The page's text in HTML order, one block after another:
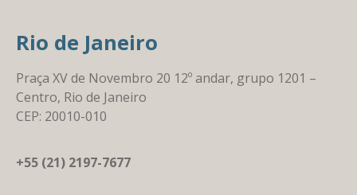
Rio de Janeiro
Praça XV de Novembro 20 12º andar, grupo 1201 –
Centro, Rio de Janeiro
CEP: 20010-010
+55 (21) 2197-7677